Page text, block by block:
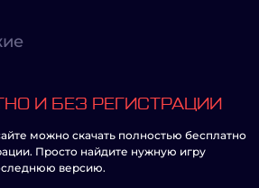
И БЕЗ РЕГИСТРАЦИИ
можно скачать полностью бесплатно
Просто найдите нужную игру
версию.